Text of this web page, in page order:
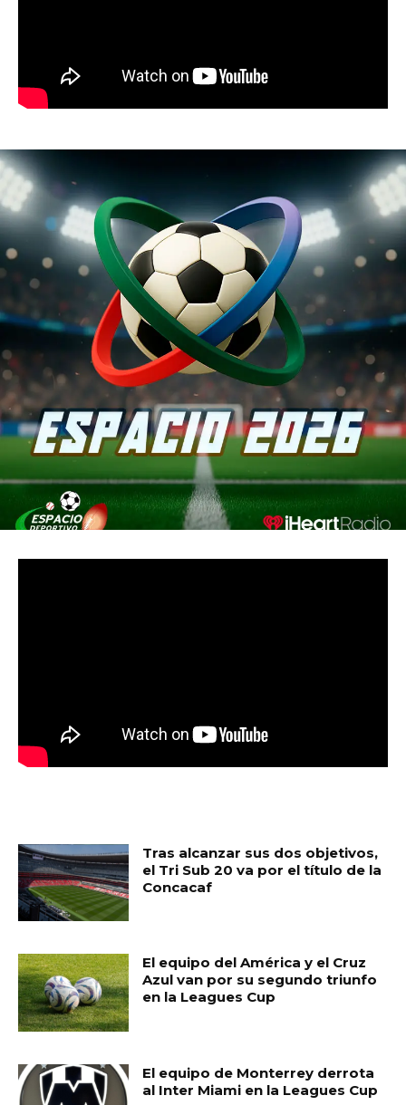
Tras alcanzar sus dos objetivos,
el Tri Sub 20 va por el título de la
Concacaf
El equipo del América y el Cruz
Azul van por su segundo triunfo
en la Leagues Cup
El equipo de Monterrey derrota
al Inter Miami en la Leagues Cup